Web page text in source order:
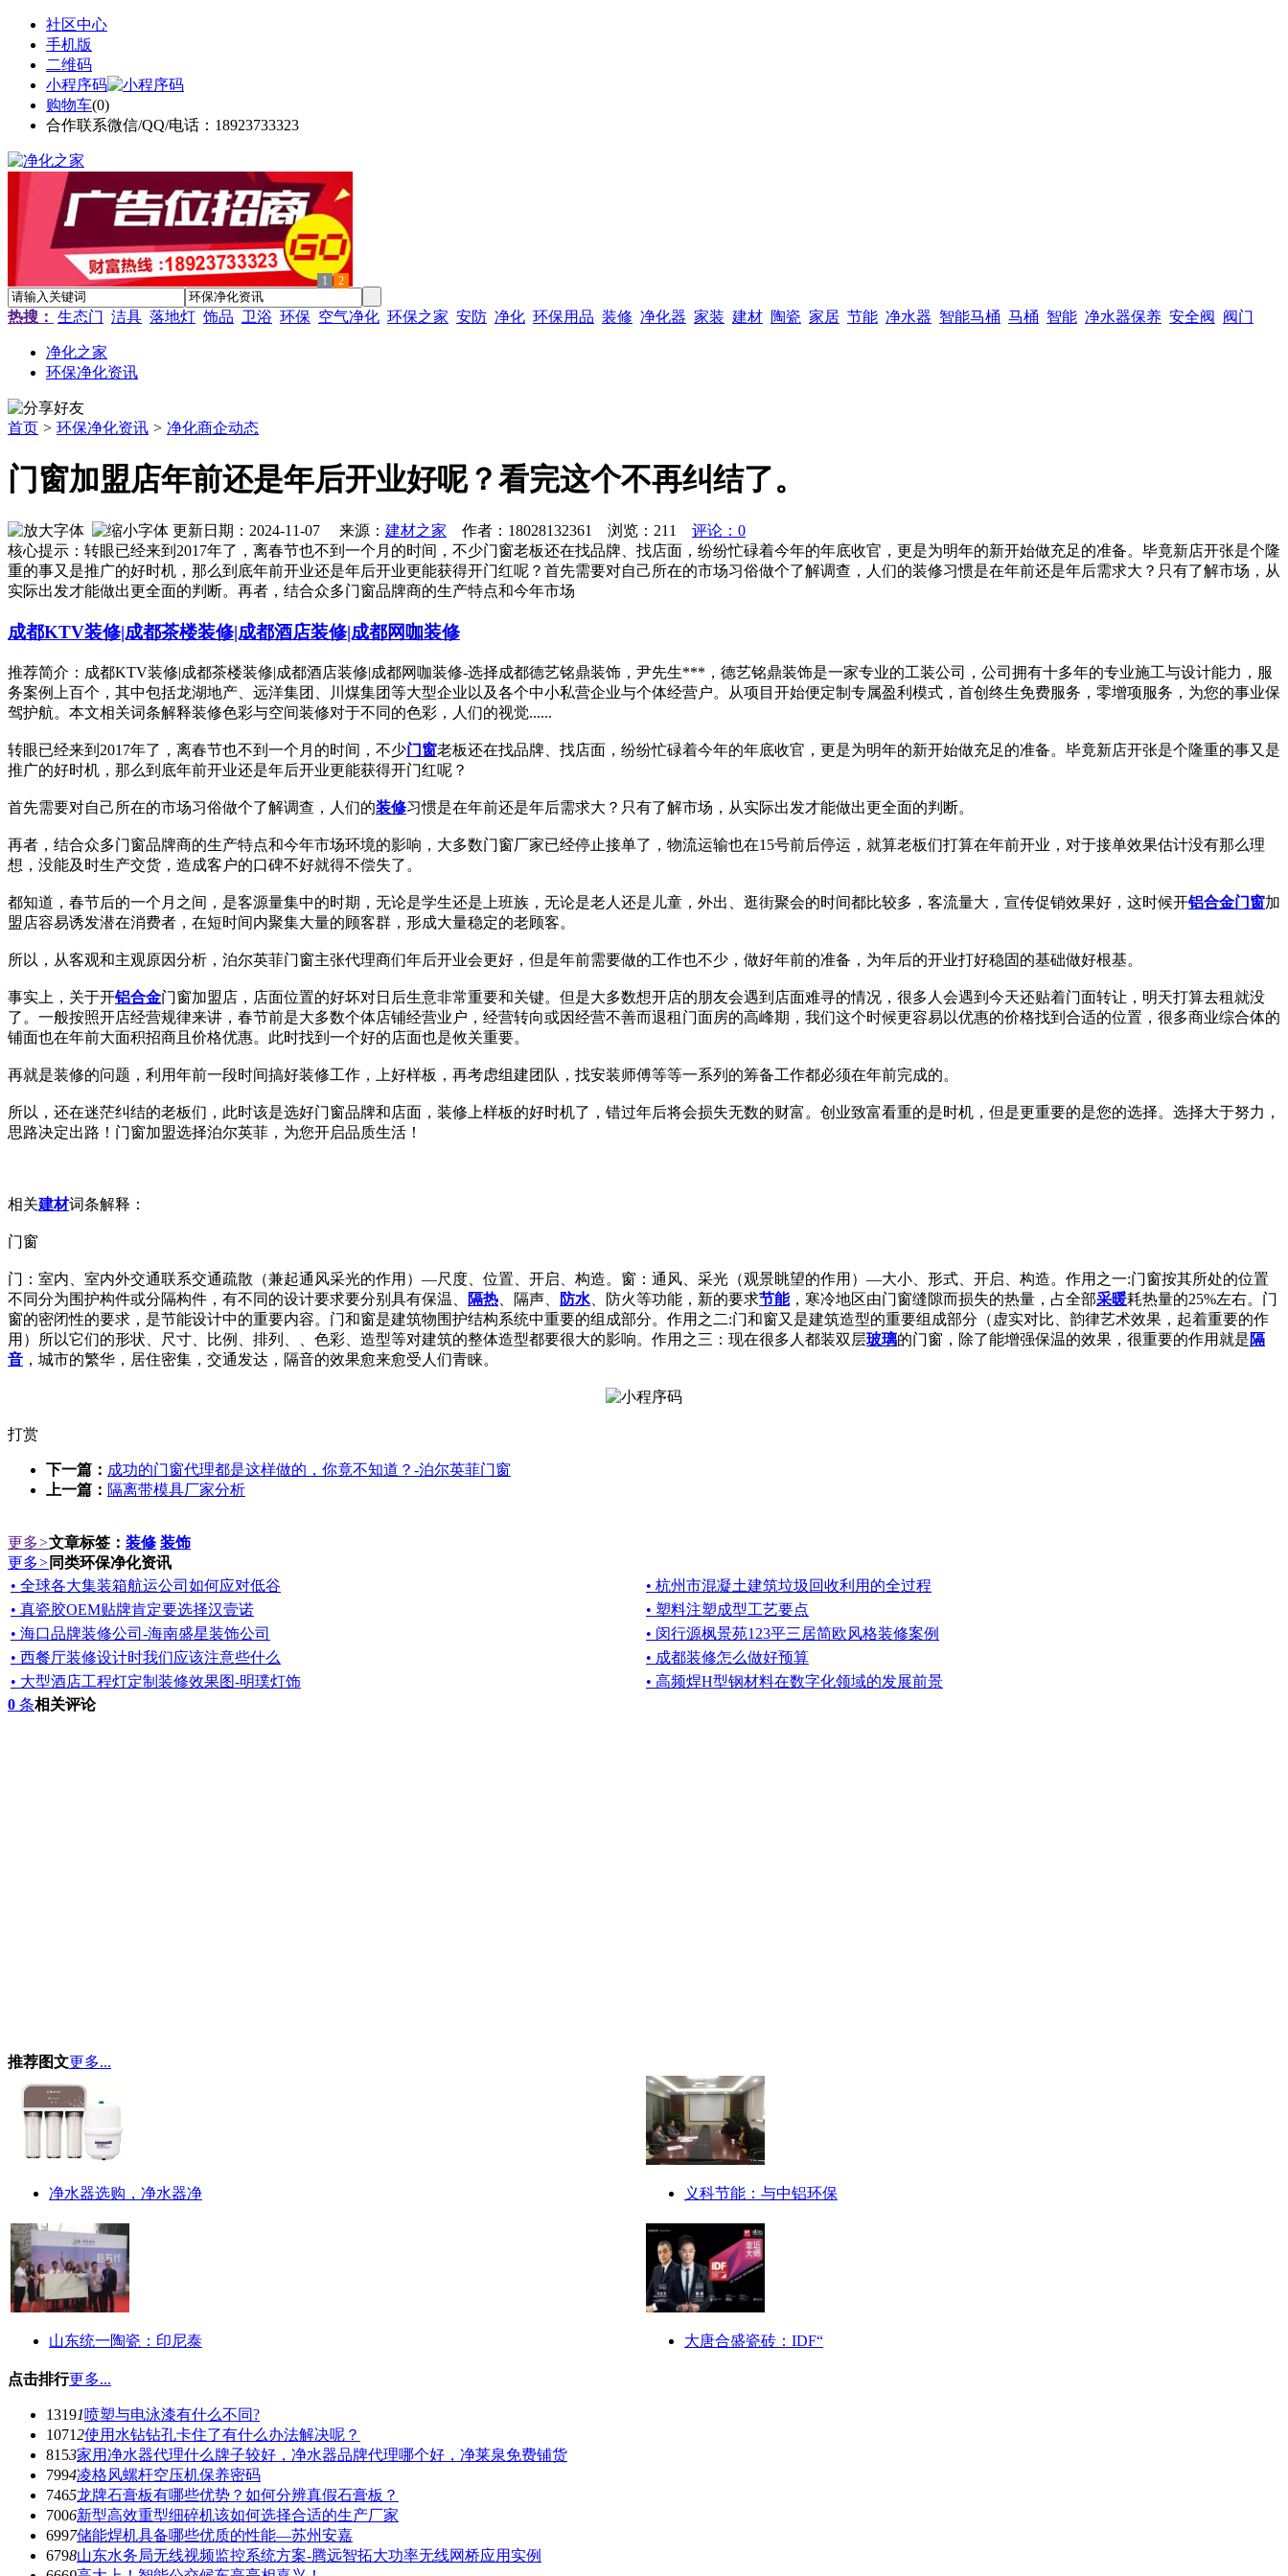
社区中心
手机版
二维码
小程序码
购物车(0)
合作联系微信/QQ/电话：18923733323
1 2
热搜： 生态门 洁具 落地灯 饰品 卫浴 环保 空气净化 环保之家 安防 净化 环保用品 装修 净化器 家装 建材 陶瓷 家居 节能 净水器 智能马桶 马桶 智能 净水器保养 安全阀 阀门
净化之家
环保净化资讯
首页 > 环保净化资讯 > 净化商企动态
门窗加盟店年前还是年后开业好呢？看完这个不再纠结了。
更新日期：2024-11-07 来源： 建材之家 作者：18028132361 浏览： 211
评论：0
核心提示：转眼已经来到2017年了，离春节也不到一个月的时间，不少门窗老板还在找品牌、找店面，纷纷忙碌着今年的年底收官，更是为明年的新开始做充足的准备。毕竟新店开张是个隆
重的事又是推广的好时机，那么到底年前开业还是年后开业更能获得开门红呢？首先需要对自己所在的市场习俗做个了解调查，人们的装修习惯是在年前还是年后需求大？只有了解市场，从
实际出发才能做出更全面的判断。再者，结合众多门窗品牌商的生产特点和今年市场
成都KTV装修|成都茶楼装修|成都酒店装修|成都网咖装修
推荐简介：成都KTV装修|成都茶楼装修|成都酒店装修|成都网咖装修-选择成都德艺铭鼎装饰，尹先生***，德艺铭鼎装饰是一家专业的工装公司，公司拥有十多年的专业施工与设计能力，服
务案例上百个，其中包括龙湖地产、远洋集团、川煤集团等大型企业以及各个中小私营企业与个体经营户。从项目开始便定制专属盈利模式，首创终生免费服务，零增项服务，为您的事业保
驾护航。本文相关词条解释装修色彩与空间装修对于不同的色彩，人们的视觉......
转眼已经来到2017年了，离春节也不到一个月的时间，不少门窗老板还在找品牌、找店面，纷纷忙碌着今年的年底收官，更是为明年的新开始做充足的准备。毕竟新店开张是个隆重的事又是
推广的好时机，那么到底年前开业还是年后开业更能获得开门红呢？
首先需要对自己所在的市场习俗做个了解调查，人们的装修习惯是在年前还是年后需求大？只有了解市场，从实际出发才能做出更全面的判断。
再者，结合众多门窗品牌商的生产特点和今年市场环境的影响，大多数门窗厂家已经停止接单了，物流运输也在15号前后停运，就算老板们打算在年前开业，对于接单效果估计没有那么理
想，没能及时生产交货，造成客户的口碑不好就得不偿失了。
都知道，春节后的一个月之间，是客源量集中的时期，无论是学生还是上班族，无论是老人还是儿童，外出、逛街聚会的时间都比较多，客流量大，宣传促销效果好，这时候开铝合金门窗加
盟店容易诱发潜在消费者，在短时间内聚集大量的顾客群，形成大量稳定的老顾客。
所以，从客观和主观原因分析，泊尔英菲门窗主张代理商们年后开业会更好，但是年前需要做的工作也不少，做好年前的准备，为年后的开业打好稳固的基础做好根基。
事实上，关于开铝合金门窗加盟店，店面位置的好坏对日后生意非常重要和关键。但是大多数想开店的朋友会遇到店面难寻的情况，很多人会遇到今天还贴着门面转让，明天打算去租就没
了。一般按照开店经营规律来讲，春节前是大多数个体店铺经营业户，经营转向或因经营不善而退租门面房的高峰期，我们这个时候更容易以优惠的价格找到合适的位置，很多商业综合体的
铺面也在年前大面积招商且价格优惠。此时找到一个好的店面也是攸关重要。
再就是装修的问题，利用年前一段时间搞好装修工作，上好样板，再考虑组建团队，找安装师傅等等一系列的筹备工作都必须在年前完成的。
所以，还在迷茫纠结的老板们，此时该是选好门窗品牌和店面，装修上样板的好时机了，错过年后将会损失无数的财富。创业致富看重的是时机，但是更重要的是您的选择。选择大于努力，
思路决定出路！门窗加盟选择泊尔英菲，为您开启品质生活！
相关建材词条解释：
门窗
门：室内、室内外交通联系交通疏散（兼起通风采光的作用）—尺度、位置、开启、构造。窗：通风、采光（观景眺望的作用）—大小、形式、开启、构造。作用之一:门窗按其所处的位置
不同分为围护构件或分隔构件，有不同的设计要求要分别具有保温、
隔热 、隔声、 防水 、防火等功能，新的要求节能，寒冷地区由门窗缝隙而损失的热量，占全部采暖耗热量的25%左右。门
窗的密闭性的要求，是节能设计中的重要内容。门和窗是建筑物围护结构系统中重要的组成部分。作用之二:门和窗又是建筑造型的重要组成部分（虚实对比、韵律艺术效果，起着重要的作
用）所以它们的形状、尺寸、比例、排列、、色彩、造型等对建筑的整体造型都要很大的影响。作用之三：现在很多人都装双层玻璃的门窗，除了能增强保温的效果，很重要的作用就是隔
音 ，城市的繁华，居住密集，交通发达，隔音的效果愈来愈受人们青睐。
打赏
下一篇： 成功的门窗代理都是这样做的，你竟不知道？-泊尔英菲门窗
上一篇： 隔离带模具厂家分析
更多>文章标签： 装修 装饰
更多> 同类环保净化资讯
• 全球各大集装箱航运公司如何应对低谷
• 杭州市混凝土建筑垃圾回收利用的全过程
• 真瓷胶OEM贴牌肯定要选择汉壹诺
• 塑料注塑成型工艺要点
• 海口品牌装修公司-海南盛星装饰公司
• 闵行源枫景苑123平三居简欧风格装修案例
• 西餐厅装修设计时我们应该注意些什么
• 成都装修怎么做好预算
• 大型酒店工程灯定制装修效果图-明璞灯饰
• 高频焊H型钢材料在数字化领域的发展前景
0 条相关评论
推荐图文更多...
净水器选购，净水器净 义科节能：与中铝环保
山东统一陶瓷：印尼泰 大唐合盛瓷砖：IDF“
点击排行更多...
13191喷塑与电泳漆有什么不同?
10712使用水钻钻孔卡住了有什么办法解决呢？
8153家用净水器代理什么牌子较好，净水器品牌代理哪个好，净莱泉免费铺货
7994凌格风螺杆空压机保养密码
7465龙牌石膏板有哪些优势？如何分辨真假石膏板？
7006新型高效重型细碎机该如何选择合适的生产厂家
6997储能焊机具备哪些优质的性能—苏州安嘉
6798山东水务局无线视频监控系统方案-腾远智拓大功率无线网桥应用实例